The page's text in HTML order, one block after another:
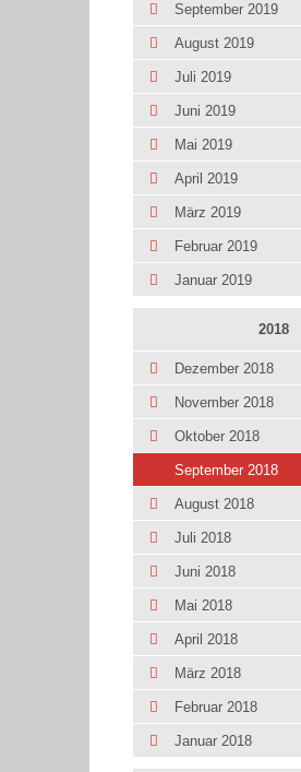
September 2019
August 2019
Juli 2019
Juni 2019
Mai 2019
April 2019
März 2019
Februar 2019
Januar 2019
2018
Dezember 2018
November 2018
Oktober 2018
September 2018
August 2018
Juli 2018
Juni 2018
Mai 2018
April 2018
März 2018
Februar 2018
Januar 2018